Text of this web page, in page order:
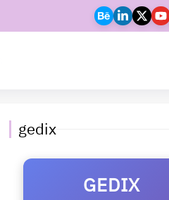
gedix
GEDIX